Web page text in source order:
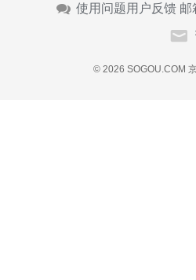
使用问题用户反馈 邮
© 2026 SOGOU.COM